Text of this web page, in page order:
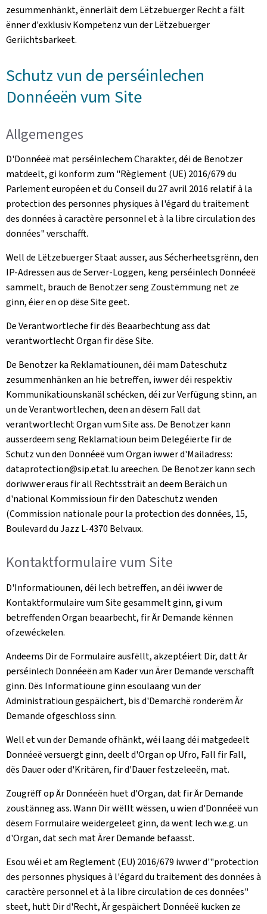
zesummenhänkt, ënnerläit dem Lëtzebuerger Recht a fält
ënner d'exklusiv Kompetenz vun der Lëtzebuerger
Geriichtsbarkeet.
Schutz vun de perséinlechen
Donnéeën vum Site
Allgemenges
D'Donnéeë mat perséinlechem Charakter, déi de Benotzer
matdeelt, gi konform zum "Règlement (UE) 2016/679 du
Parlement européen et du Conseil du 27 avril 2016 relatif à la
protection des personnes physiques à l'égard du traitement
des données à caractère personnel et à la libre circulation des
données" verschafft.
Well de Lëtzebuerger Staat ausser, aus Sécherheetsgrënn, den
IP-Adressen aus de Server-Loggen, keng perséinlech Donnéeë
sammelt, brauch de Benotzer seng Zoustëmmung net ze
ginn, éier en op dëse Site geet.
De Verantwortleche fir dës Beaarbechtung ass dat
verantwortlecht Organ fir dëse Site.
De Benotzer ka Reklamatiounen, déi mam Dateschutz
zesummenhänken an hie betreffen, iwwer déi respektiv
Kommunikatiounskanäl schécken, déi zur Verfügung stinn, an
un de Verantwortlechen, deen an dësem Fall dat
verantwortlecht Organ vum Site ass. De Benotzer kann
ausserdeem seng Reklamatioun beim Delegéierte fir de
Schutz vun den Donnéeë vum Organ iwwer d'Mailadress:
dataprotection@sip.etat.lu areechen. De Benotzer kann sech
doriwwer eraus fir all Rechtssträit an deem Beräich un
d'national Kommissioun fir den Dateschutz wenden
(Commission nationale pour la protection des données, 15,
Boulevard du Jazz L-4370 Belvaux.
Kontaktformulaire vum Site
D'Informatiounen, déi Iech betreffen, an déi iwwer de
Kontaktformulaire vum Site gesammelt ginn, gi vum
betreffenden Organ beaarbecht, fir Är Demande kënnen
ofzewéckelen.
Andeems Dir de Formulaire ausfëllt, akzeptéiert Dir, datt Är
perséinlech Donnéeën am Kader vun Ärer Demande verschafft
ginn. Dës Informatioune ginn esoulaang vun der
Administratioun gespäichert, bis d'Demarchë ronderëm Är
Demande ofgeschloss sinn.
Well et vun der Demande ofhänkt, wéi laang déi matgedeelt
Donnéeë versuergt ginn, deelt d'Organ op Ufro, Fall fir Fall,
dës Dauer oder d'Kritären, fir d'Dauer festzeleeën, mat.
Zougrëff op Är Donnéeën huet d'Organ, dat fir Är Demande
zoustänneg ass. Wann Dir wëllt wëssen, u wien d'Donnéeë vun
dësem Formulaire weidergeleet ginn, da went Iech w.e.g. un
d'Organ, dat sech mat Ärer Demande befaasst.
Esou wéi et am Reglement (EU) 2016/679 iwwer d'"protection
des personnes physiques à l'égard du traitement des données à
caractère personnel et à la libre circulation de ces données"
steet, hutt Dir d'Recht, Är gespäichert Donnéeë kucken ze